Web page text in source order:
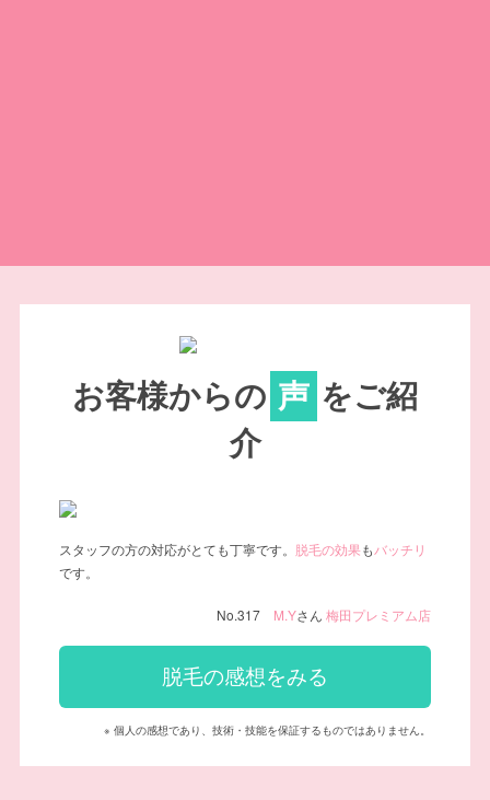
お客様からの 声 をご紹
介
スタッフの方の対応がとても丁寧です。 脱毛の効果もバッチリ
です。
No.317 M.Yさん梅田プレミアム店
脱毛の感想をみる
※ 個人の感想であり、技術・技能を保証するものではありません。